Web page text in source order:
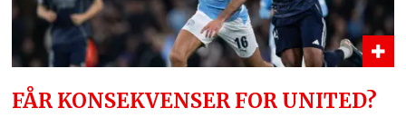
FÅR KONSEKVENSER FOR UNITED?